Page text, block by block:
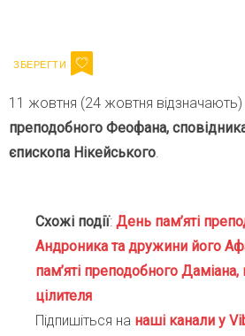
11 жовтня (24 жовтня відзначають)
преподобного Феофана,
єпископа Нікейського.
Схожі події: День пам’яті
Андроника та дружини його
пам’яті преподобного Даміана,
цілителя
Підпишіться на наші канали у